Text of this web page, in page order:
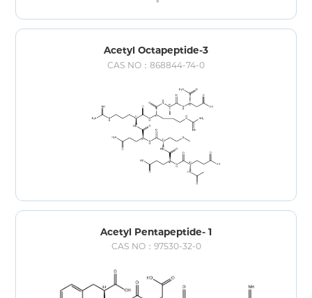
Acetyl Octapeptide-3
CAS NO：868844-74-0
Acetyl Pentapeptide- 1
CAS NO：97530-32-0